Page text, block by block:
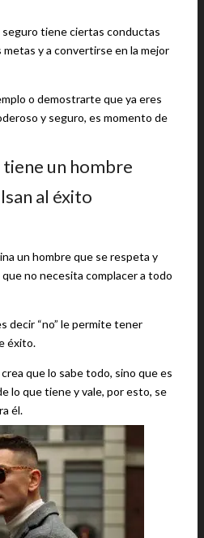
tiene ciertas conductas
metas y a convertirse en la mejor
o demostrarte que ya eres
y seguro, es momento de
un hombre
al éxito
un hombre que se respeta y
no necesita complacer a todo
decir “no” le permite tener
éxito.
que lo sabe todo, sino que es
lo que tiene y vale, por esto, se
él.